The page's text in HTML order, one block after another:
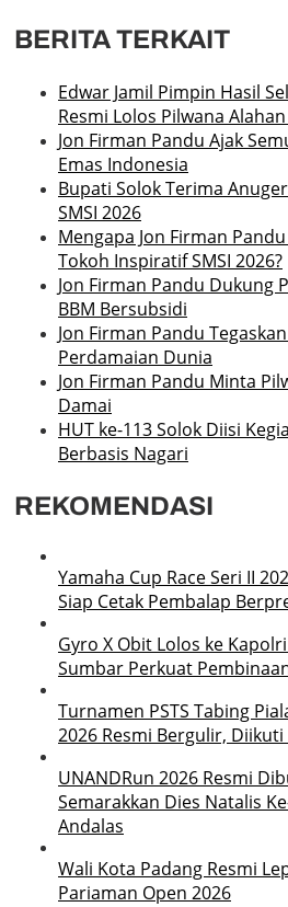
BERITA TERKAIT
Edwar Jamil Pimpin Hasil
Resmi Lolos Pilwana
Jon Firman Pandu Ajak
Emas Indonesia
Bupati Solok Terima
SMSI 2026
Mengapa Jon Firman
Tokoh Inspiratif SMSI 2026?
Jon Firman Pandu Dukung
BBM Bersubsidi
Jon Firman Pandu
Perdamaian Dunia
Jon Firman Pandu Minta
Damai
HUT ke-113 Solok Diisi
Berbasis Nagari
REKOMENDASI
Yamaha Cup Race Seri II
Siap Cetak Pembalap
Gyro X Obit Lolos ke
Sumbar Perkuat
Turnamen PSTS Tabing
2026 Resmi Bergulir, Diikuti
UNANDRun 2026 Resmi
Semarakkan Dies Natalis
Andalas
Wali Kota Padang Resmi
Pariaman Open 2026